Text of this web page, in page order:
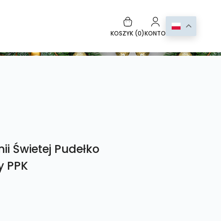
KOSZYK (0)KONTO
Świetej Pudełko
PPK